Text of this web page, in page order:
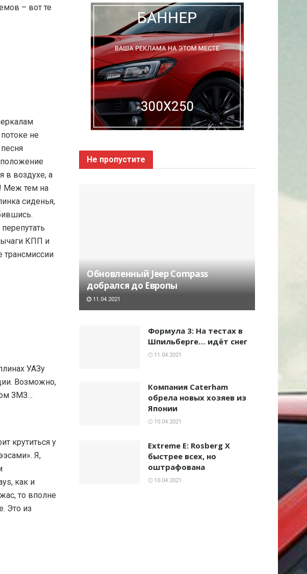
– вот те
не
в воздухе, а
Меж тем на
сиденья,
КПП и
трансмиссии
УАЗу
Возможно,
ЗМЗ…
крутиться у
Я,
как и
то вполне
Это из
Не пропустите
Обновленный Jeep Compass
добрался до Европы
11.04.2021
Формула 3: На тестах в
Шпильберге… идёт снег
11.04.2021
Компания Caterham
обрела новых хозяев из
Японии
10.04.2021
Extreme E: Rosberg X
быстрее всех, но
оштрафована
10.04.2021